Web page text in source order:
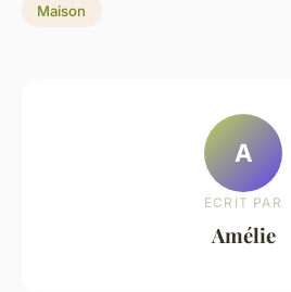
Maison
A
ECRIT PAR
Amélie